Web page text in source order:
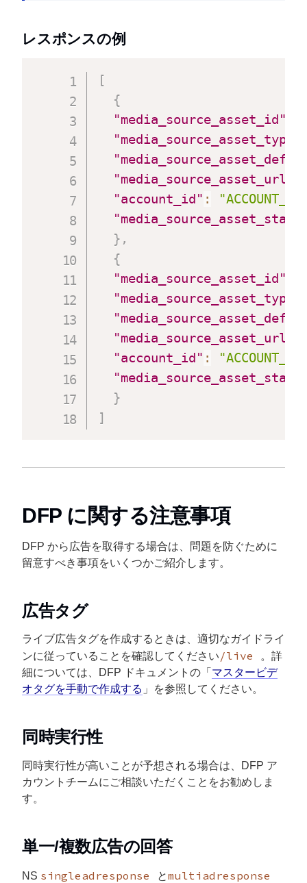
レスポンスの例
[
{
"media_source_asset_id"
"media_source_asset_type"
"media_source_asset_url"
"account_id" :
} ,
{
"media_source_asset_id"
"media_source_asset_type"
"media_source_asset_url"
"account_id" :
}
]
DFP に関する注意事項
DFP から広告を取得する場合は、問題を防ぐために
留意すべき事項をいくつかご紹介します。
広告タグ
ライブ広告タグを作成するときは、適切なガイドライ
ンに従っていることを確認してください/live
。詳
細については、DFP ドキュメントの「 マスタービデ
オタグを手動で作成する 」を参照してください。
同時実行性
同時実行性が高いことが予想される場合は、DFP ア
カウントチームにご相談いただくことをお勧めしま
す。
単一/複数広告の回答
NS singleadresponse とmultiadresponse